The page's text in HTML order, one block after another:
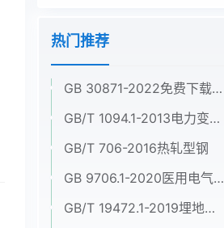
热门推荐
GB 30871-2022免费下载危险化学品企业特殊作业安全规范
GB/T 1094.1-2013电力变压器 第1部分:总则
GB/T 706-2016热轧型钢
GB 9706.1-2020医用电气设备 第1部分:基本安全和基本性能的通用要求
GB/T 19472.1-2019埋地用聚乙烯(PE)结构壁管道系统 第1部分:聚乙烯双壁波纹管材